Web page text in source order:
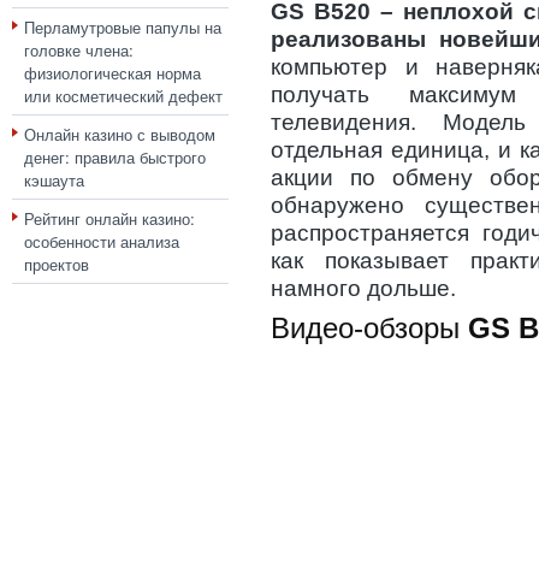
Перламутровые папулы на
головке члена:
физиологическая норма
или косметический дефект
Онлайн казино с выводом
денег: правила быстрого
кэшаута
Рейтинг онлайн казино:
особенности анализа
проектов
GS B520 – неплохой
реализованы
компьютер и
получать
телевидения.
отдельная единица, и
акции по обмену
обнаружено
распространяется
как показывает
намного дольше.
Видео-обзоры GS